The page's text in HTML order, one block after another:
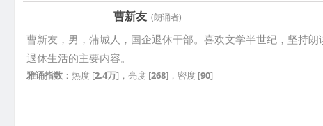
曹新友 (朗诵者)
曹新友，男，蒲城人，国企退休干部。喜欢文学半世纪，坚持
退休生活的主要内容。
雅诵指数 ：热度 [2.4万]，亮度 [268]，密度 [90]